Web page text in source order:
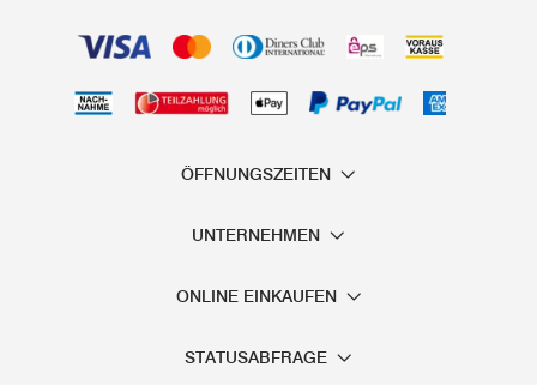
ÖFFNUNGSZEITEN
UNTERNEHMEN
ONLINE EINKAUFEN
STATUSABFRAGE